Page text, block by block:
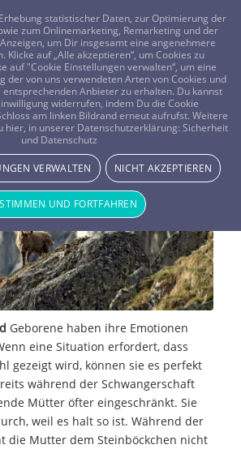
ANRUFEN: 0800-8478266
Geborene haben ihre Emotionen
eine Situation erfordert, dass
gezeigt wird, können sie es perfekt
während der Schwangerschaft
Mütter öfter eingeschränkt. Sie
weil es halt so ist. Während der
die Mutter dem Steinböckchen nicht
statistischer Daten, zur Optimierung der
zum Onlinemarketing, Remarketing und der
um Dir insgesamt eine angenehmere
Klicke auf „Alle akzeptieren“, um Cookies zu
auf "Cookie Einstellungen verwalten“, um eine
der von uns verwendeten Arten von Cookies und
Anbieter zu erhalten. Du kannst
widerrufen, indem Du die Cookie
am linken Bildrand erneut aufrufst. Weitere
hier, in unserer Datenschutzerklärung: Sicherheit
und Datenschutz
VERWALTEN NICHT AKZEPTIEREN
UND FORTFAHREN